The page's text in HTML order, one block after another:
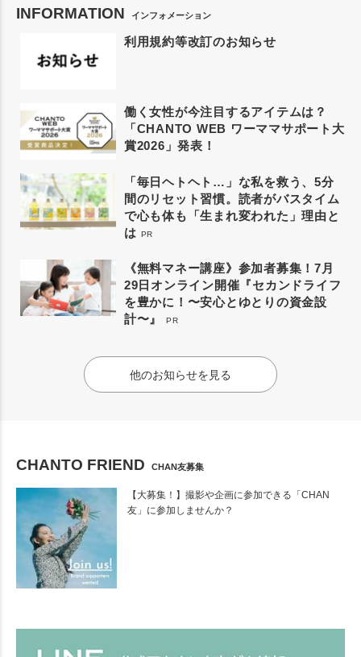
INFORMATION インフォメーション
利用規約等改訂のお知らせ
働く女性が今注目するアイテムは？
「CHANTO WEB ワーママサポート大
賞2026」発表！
「毎日ヘトヘト…」な私を救う、5分
間のリセット習慣。読者がバスタイム
で心も体も「生まれ変われた」理由と
は
PR
《無料マネー講座》参加者募集！7月
29日オンライン開催『セカンドライフ
を豊かに！〜安心とゆとりの資金設
計〜』
PR
他のお知らせを見る
CHANTO FRIEND CHAN友募集
【大募集！】撮影や企画に参加できる「CHAN
友」に参加しませんか？